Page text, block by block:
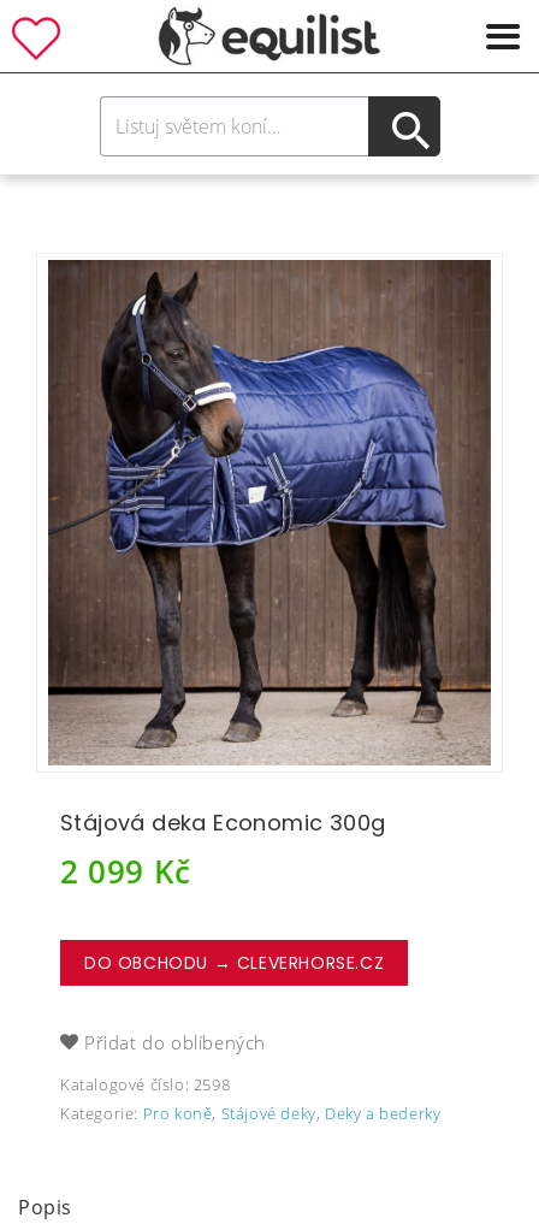
Stájová deka Economic 300g
2 099 Kč
DO OBCHODU → CLEVERHORSE.CZ
Přidat do oblíbených
Katalogové číslo: 2598
Kategorie: Pro koně, Stájové deky, Deky a bederky
Popis